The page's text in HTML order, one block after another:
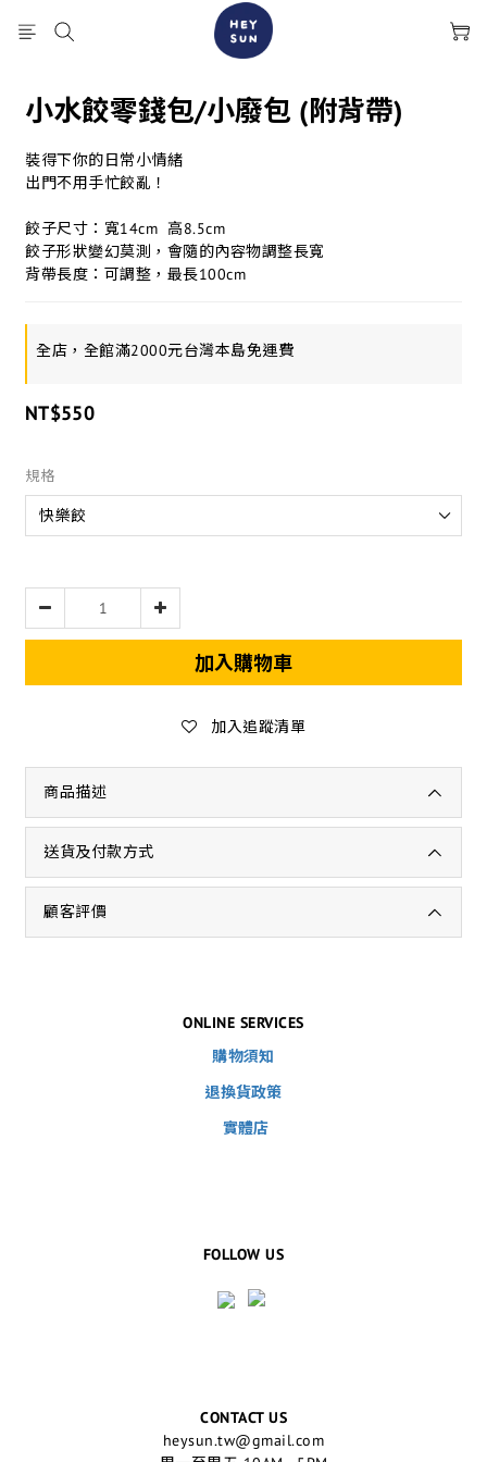
小水餃零錢包/小廢包 (附背帶)
裝得下你的日常小情緒
出門不用手忙餃亂！
餃子尺寸：寬14cm  高8.5cm
餃子形狀變幻莫測，會隨的內容物調整長寬
背帶長度：可調整，最長100cm
全店，全館滿2000元台灣本島免運費
NT$550
規格
加入購物車
加入追蹤清單
商品描述
送貨及付款方式
顧客評價
ONLINE SERVICES
購物須知
退換貨政策
實體店
FOLLOW US
CONTACT US
heysun.tw@gmail.com